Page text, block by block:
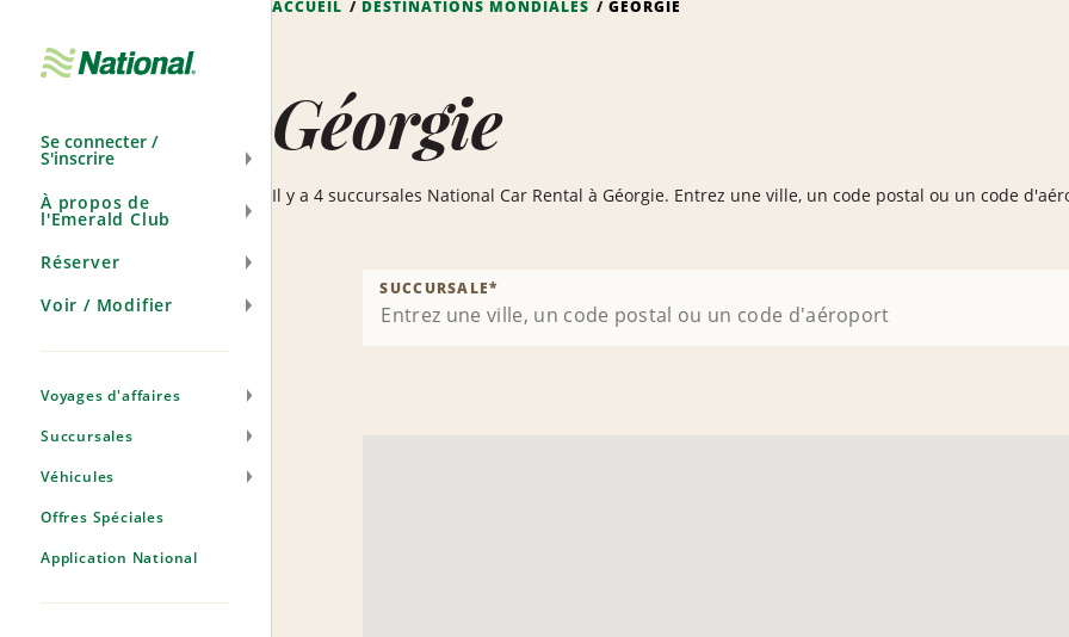
navigation
Se connecter /
S'inscrire
À propos de
l'Emerald Club
Réserver
Voir / Modifier
Voyages d'affaires
Succursales
Véhicules
Offres Spéciales
Application National
ACCUEIL DESTINATIONS MONDIALES GÉORGIE
Géorgie
Il y a 4 succursales National Car Rental à Géorgie. Entrez une ville, un code postal ou un code
SUCCURSALE*